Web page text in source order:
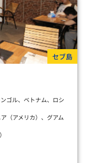
セブ島
ゴル、ベトナム、ロシ
（アメリカ）、グアム